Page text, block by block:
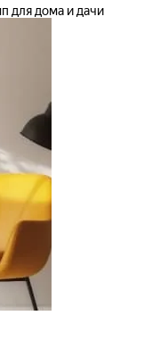
для дома и дачи